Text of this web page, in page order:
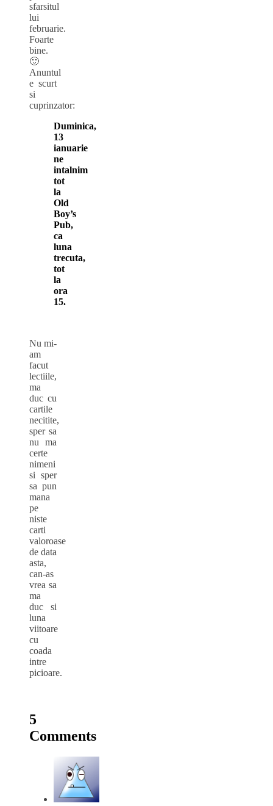
sfarsitul
lui
februarie.
Foarte
bine.
🙂
Anuntul
e scurt
si
cuprinzator:
Duminica,
13
ianuarie
ne
intalnim
tot
la
Old
Boy’s
Pub,
ca
luna
trecuta,
tot
la
ora
15.
Nu mi-
am
facut
lectiile,
ma
duc cu
cartile
necitite,
sper sa
nu ma
certe
nimeni
si sper
sa pun
mana
pe
niste
carti
valoroase
de data
asta,
can-as
vrea sa
ma
duc si
luna
viitoare
cu
coada
intre
picioare.
5
Comments